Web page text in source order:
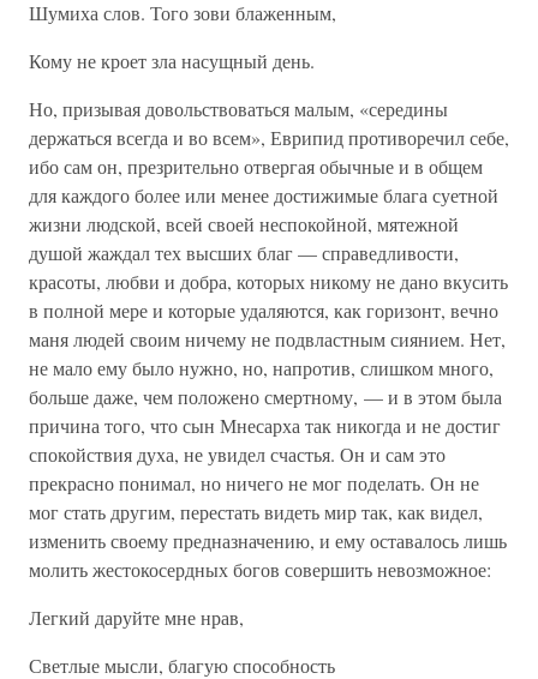
Шумиха слов. Того зови блаженным,
Кому не кроет зла насущный день.
Но, призывая довольствоваться малым, «середины
держаться всегда и во всем», Еврипид противоречил себе,
ибо сам он, презрительно отвергая обычные и в общем
для каждого более или менее достижимые блага суетной
жизни людской, всей своей неспокойной, мятежной
душой жаждал тех высших благ — справедливости,
красоты, любви и добра, которых никому не дано вкусить
в полной мере и которые удаляются, как горизонт, вечно
маня людей своим ничему не подвластным сиянием. Нет,
не мало ему было нужно, но, напротив, слишком много,
больше даже, чем положено смертному, — и в этом была
причина того, что сын Мнесарха так никогда и не достиг
спокойствия духа, не увидел счастья. Он и сам это
прекрасно понимал, но ничего не мог поделать. Он не
мог стать другим, перестать видеть мир так, как видел,
изменить своему предназначению, и ему оставалось лишь
молить жестокосердных богов совершить невозможное:
Легкий даруйте мне нрав,
Светлые мысли, благую способность